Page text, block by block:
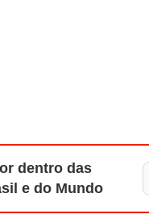
dentro das
e do Mundo